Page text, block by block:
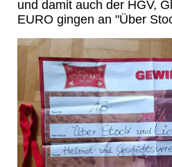
und damit auch der HGV,
EURO gingen an "Über